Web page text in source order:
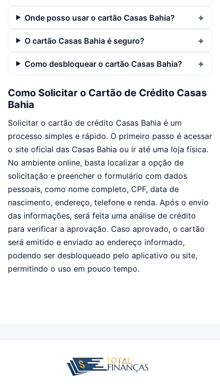
Onde posso usar o cartão Casas Bahia?
O cartão Casas Bahia é seguro?
Como desbloquear o cartão Casas Bahia?
Como Solicitar o Cartão de Crédito Casas
Bahia
Solicitar o cartão de crédito Casas Bahia é um
processo simples e rápido. O primeiro passo é acessar
o site oficial das Casas Bahia ou ir até uma loja física.
No ambiente online, basta localizar a opção de
solicitação e preencher o formulário com dados
pessoais, como nome completo, CPF, data de
nascimento, endereço, telefone e renda. Após o envio
das informações, será feita uma análise de crédito
para verificar a aprovação. Caso aprovado, o cartão
será emitido e enviado ao endereço informado,
podendo ser desbloqueado pelo aplicativo ou site,
permitindo o uso em pouco tempo.